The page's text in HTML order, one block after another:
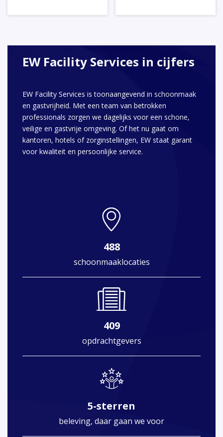
EW Facility Services in cijfers
EW Facility Services is toonaangevend in schoonmaak
en gastvrijheid. Met een team van betrokken
professionals zorgen we dagelijks voor een schone,
veilige en gastvrije omgeving. Of het nu gaat om
kantoren, hotels of zorginstellingen, EW staat garant
voor kwaliteit en persoonlijke service.
488
schoonmaaklocaties
409
opdrachtgevers
5-sterren
beleving, daar gaan we voor